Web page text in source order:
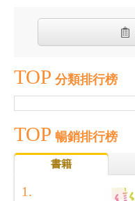
TOP 分類排行榜
TOP 暢銷排行榜
書籍